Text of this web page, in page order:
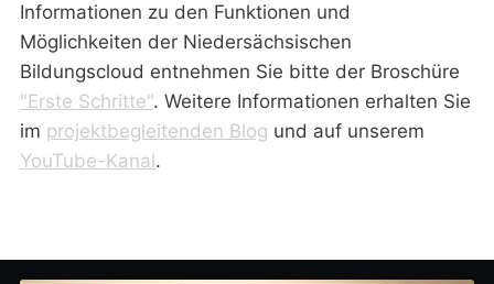
Informationen zu den Funktionen und
Möglichkeiten der Niedersächsischen
Bildungscloud entnehmen Sie bitte der Broschüre
"Erste Schritte". Weitere Informationen erhalten Sie
im projektbegleitenden Blog und auf unserem
YouTube-Kanal .